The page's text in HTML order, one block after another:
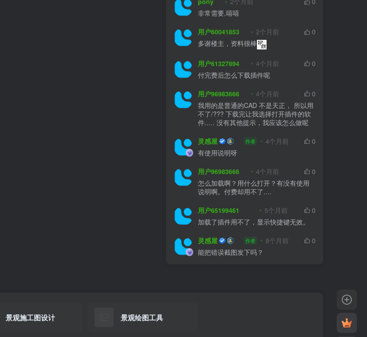
非常需要,嘻嘻
用户60041853 2个月前
0
多谢楼主，资料很棒
用户61327894 4个月前
0
付完费后怎么下载插件呢
用户96983666 4个月前
0
我用的是普通的CAD 不是天正， 所以用
不了/??? 下载完让我选择打开插件的软
件..... 没有其他提示，我应该怎么做呢
灵感屋 作者 4个月前
0
有使用说明呀
用户96983666 4个月前
0
怎么加载啊？用什么打开？有没有使用
说明啊。付费却用不了....
用户65199461 5个月前
0
加载了插件用不了，显示快捷键无效。
灵感屋 作者 8个月前
0
能把错误截图发下吗？
景观施工图设计 景观绘图工具